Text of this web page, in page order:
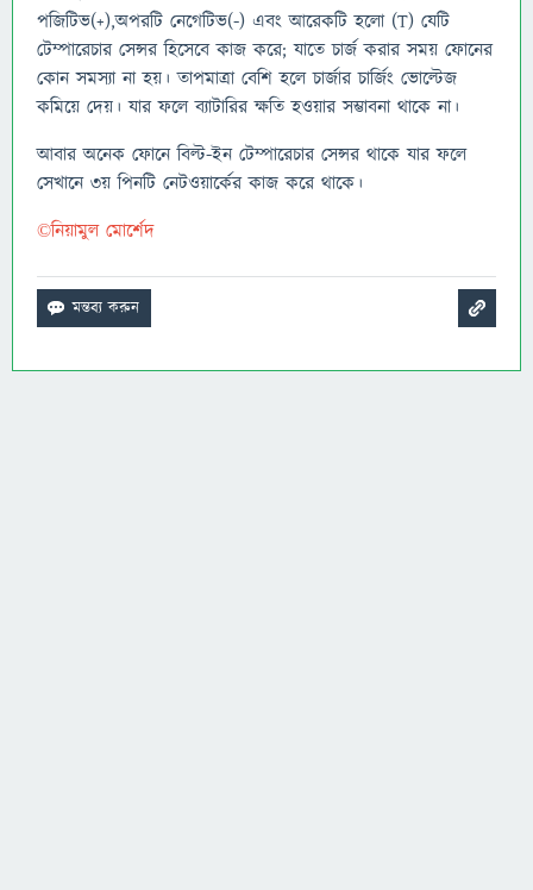
পজিটিভ(+),অপরটি নেগেটিভ(-) এবং আরেকটি হলো (T) যেটি
টেম্পারেচার সেন্সর হিসেবে কাজ করে; যাতে চার্জ করার সময় ফোনের
কোন সমস্যা না হয়। তাপমাত্রা বেশি হলে চার্জার চার্জিং ভোল্টেজ
কমিয়ে দেয়। যার ফলে ব্যাটারির ক্ষতি হওয়ার সম্ভাবনা থাকে না।
আবার অনেক ফোনে বিল্ট-ইন টেম্পারেচার সেন্সর থাকে যার ফলে
সেখানে ৩য় পিনটি নেটওয়ার্কের কাজ করে থাকে।
©নিয়ামুল মোর্শেদ